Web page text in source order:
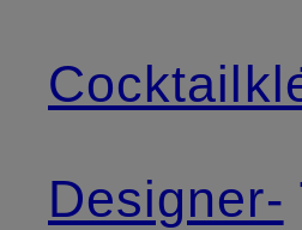
Designer-